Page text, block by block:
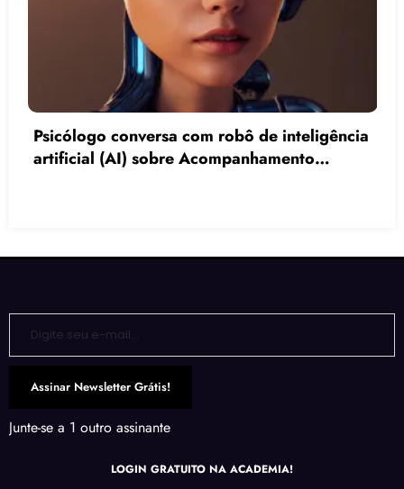
Acompanhamento Terapêutico
Digite seu e-mail…